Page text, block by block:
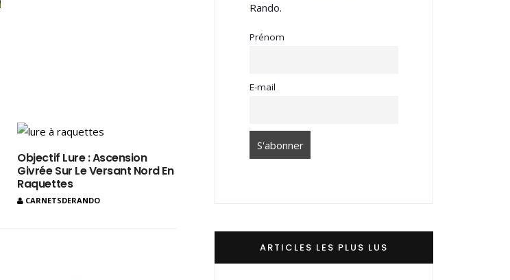
Objectif Lure : Ascension
Givrée Sur Le Versant Nord En
Raquettes
CARNETSDERANDO
Rando.
Prénom
E-mail
ARTICLES LES PLUS LUS